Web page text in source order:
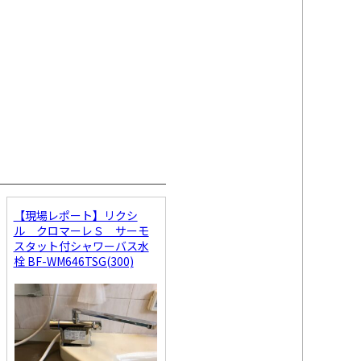
【現場レポート】リクシ
ル クロマーレＳ サーモ
スタット付シャワーバス水
栓 BF-WM646TSG(300)